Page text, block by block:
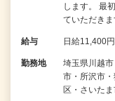
します。 最
ていただき
給与 日給11,400
勤務地
埼玉県川越
市・所沢市
区・さいた